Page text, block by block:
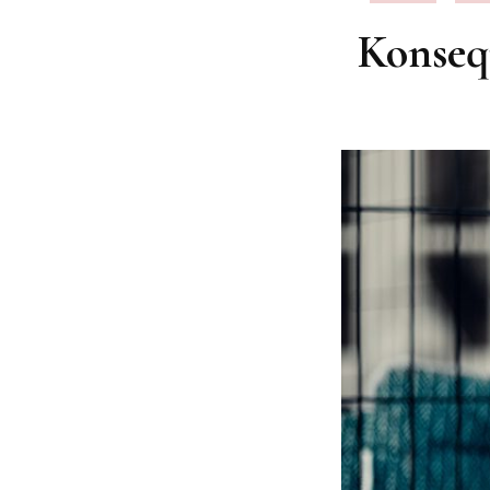
kommen – Otte: „Unser
Einsatz für mehr Tierschutz
Mehr Geld für Hamburgs
Doppelhaushalt 2023/24
„Das Tierheim hat einen
Konsequent gegen illegalen
Besserer Tierschutz für